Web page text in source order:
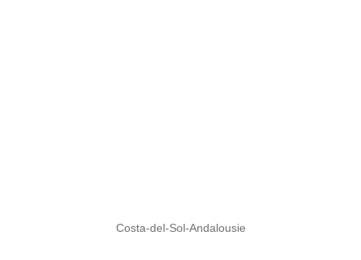
Costa-del-Sol-Andalousie